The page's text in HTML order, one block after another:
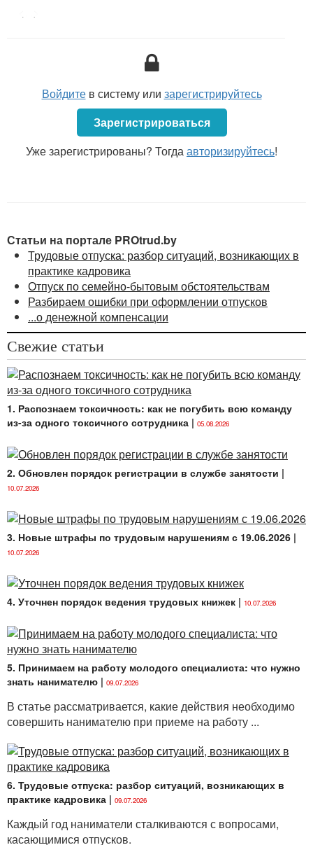
проставить на заявлении свои подпись и дату:
перенос трудового
отпуска
Войдитев систему или зарегистрируйтесь
Зарегистрироваться
Уже зарегистрированы? Тогдаавторизируйтесь!
Статьи на портале PROtrud.by
Трудовые отпуска: разбор ситуаций, возникающих в
практике кадровика
Отпуск по семейно-бытовым обстоятельствам
Разбираем ошибки при оформлении отпусков
...о денежной компенсации
Свежие статьи
1. Распознаем токсичность: как не погубить всю команду
из-за одного токсичного сотрудника | 05.08.2026
2. Обновлен порядок регистрации в службе занятости |
10.07.2026
3. Новые штрафы по трудовым нарушениям с 19.06.2026 |
10.07.2026
4. Уточнен порядок ведения трудовых книжек | 10.07.2026
5. Принимаем на работу молодого специалиста: что нужно
знать нанимателю | 09.07.2026
В статье рассматривается, какие действия необходимо
совершить нанимателю при приеме на работу ...
6. Трудовые отпуска: разбор ситуаций, возникающих в
практике кадровика | 09.07.2026
Каждый год наниматели сталкиваются с вопросами,
касающимися отпусков.